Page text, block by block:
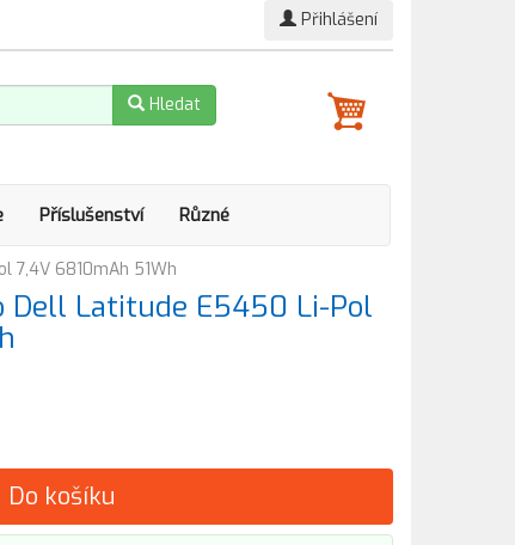
Přihlášení
Hledat
Příslušenství Různé
7,4V 6810mAh 51Wh
Dell Latitude E5450 Li-Pol
Do košíku